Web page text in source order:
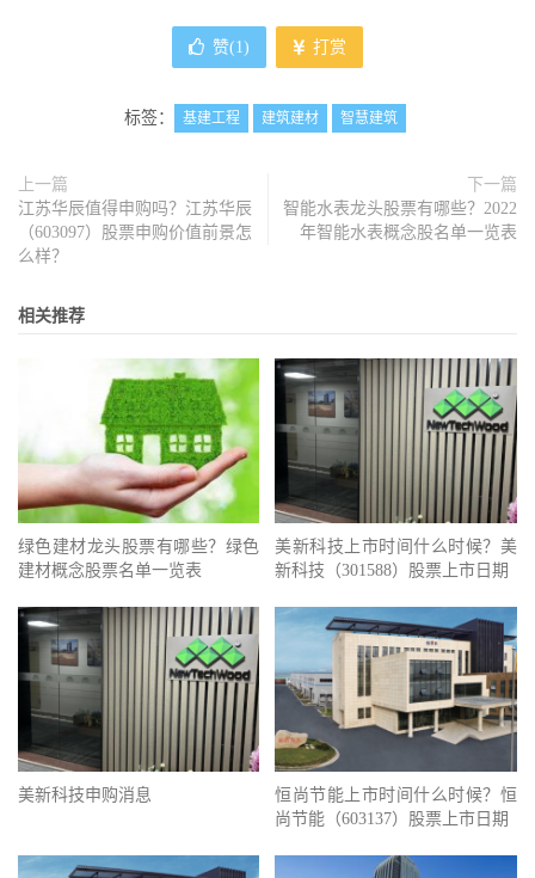
赞(1 ) 打赏
标签： 基建工程 建筑建材 智慧建筑
上一篇
江苏华辰值得申购吗？江苏华辰
（603097）股票申购价值前景怎
么样？
下一篇
智能水表龙头股票有哪些？2022
年智能水表概念股名单一览表
相关推荐
绿色建材龙头股票有哪些？绿色
建材概念股票名单一览表
美新科技上市时间什么时候？美
新科技（301588）股票上市日期
美新科技申购消息
恒尚节能上市时间什么时候？恒
尚节能（603137）股票上市日期